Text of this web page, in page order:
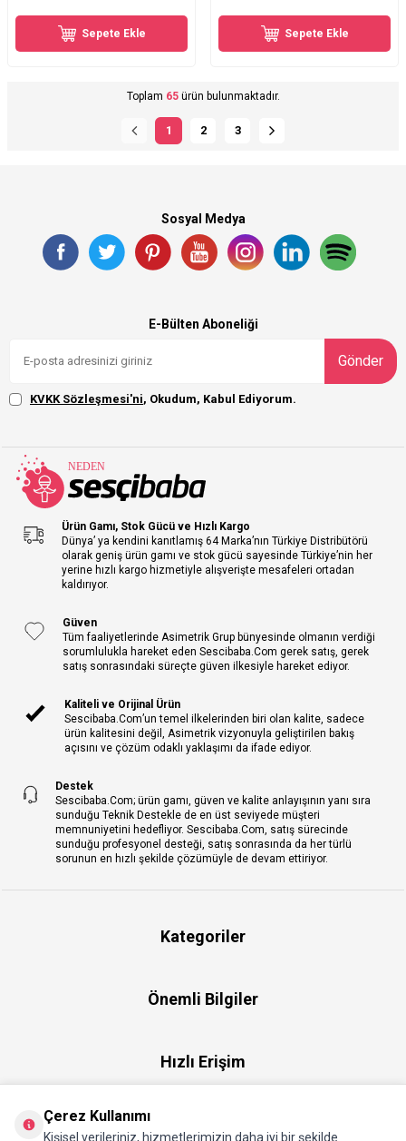
Sepete Ekle Sepete Ekle
Toplam 65ürün bulunmaktadır.
1 2 3
Sosyal Medya
E-Bülten Aboneliği
Gönder
KVKK Sözleşmesi'ni, Okudum, Kabul Ediyorum.
Ürün Gamı, Stok Gücü ve Hızlı Kargo
Dünya’ ya kendini kanıtlamış 64 Marka’nın Türkiye Distribütörü
olarak geniş ürün gamı ve stok gücü sayesinde Türkiye’nin her
yerine hızlı kargo hizmetiyle alışverişte mesafeleri ortadan
kaldırıyor.
Güven
Tüm faaliyetlerinde Asimetrik Grup bünyesinde olmanın verdiği
sorumlulukla hareket eden Sescibaba.Com gerek satış, gerek
satış sonrasındaki süreçte güven ilkesiyle hareket ediyor.
Kaliteli ve Orijinal Ürün
Sescibaba.Com’un temel ilkelerinden biri olan kalite, sadece
ürün kalitesini değil, Asimetrik vizyonuyla geliştirilen bakış
açısını ve çözüm odaklı yaklaşımı da ifade ediyor.
Destek
Sescibaba.Com; ürün gamı, güven ve kalite anlayışının yanı sıra
sunduğu Teknik Destekle de en üst seviyede müşteri
memnuniyetini hedefliyor. Sescibaba.Com, satış sürecinde
sunduğu profesyonel desteği, satış sonrasında da her türlü
sorunun en hızlı şekilde çözümüyle de devam ettiriyor.
Kategoriler
Önemli Bilgiler
Hızlı Erişim
Çerez Kullanımı
Kişisel verileriniz, hizmetlerimizin daha iyi bir şekilde